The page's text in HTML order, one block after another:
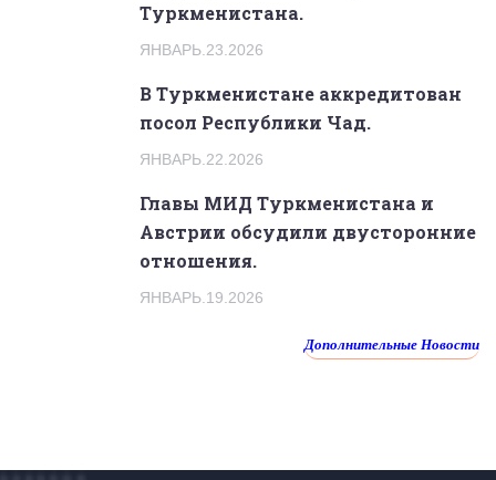
Туркменистана.
ЯНВАРЬ.23.2026
В Туркменистане аккредитован
посол Республики Чад.
ЯНВАРЬ.22.2026
Главы МИД Туркменистана и
Австрии обсудили двусторонние
отношения.
ЯНВАРЬ.19.2026
Дополнительные Новости